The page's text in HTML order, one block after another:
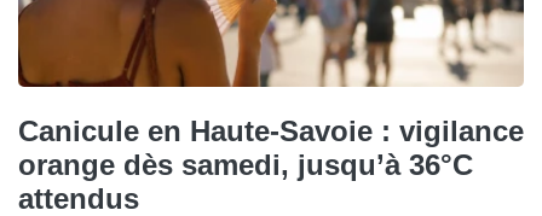
Canicule en Haute-Savoie : vigilance
orange dès samedi, jusqu’à 36°C
attendus